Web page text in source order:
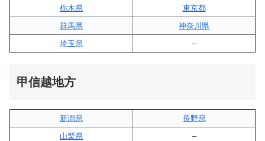
栃木県
東京都
群馬県
神奈川県
埼玉県
–
甲信越地方
新潟県
長野県
山梨県
–